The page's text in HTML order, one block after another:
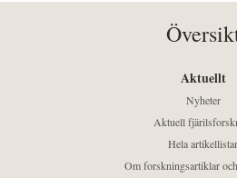
Aktuellt
Nyheter
Aktuell
Hela
Om forskningsartiklar